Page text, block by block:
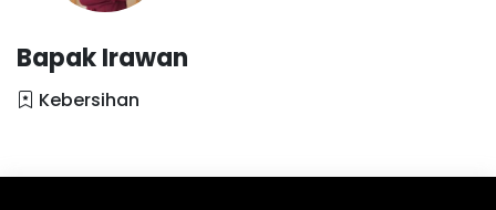
Bapak Irawan
Kebersihan